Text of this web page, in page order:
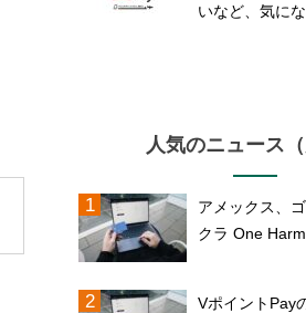
いなど、気に
人気のニュース（
アメックス、
クラ One
VポイントPay